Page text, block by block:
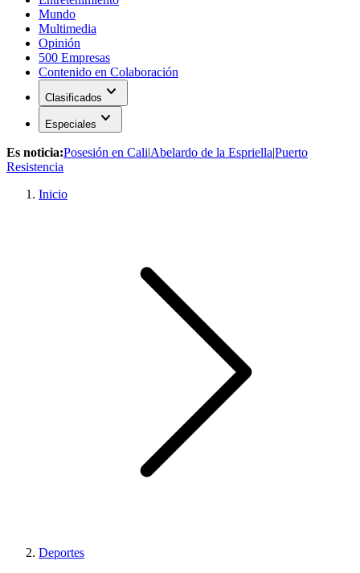
Mundo
Multimedia
Opinión
500 Empresas
Contenido en Colaboración
Clasificados expand_more
Especiales expand_more
Es noticia:Posesión en Cali|Abelardo de la Espriella|Puerto
Resistencia
Inicio
Deportes